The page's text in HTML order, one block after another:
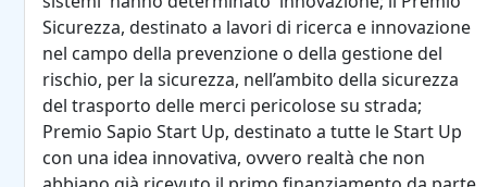
Sicurezza, destinato a lavori di ricerca e innovazione
nel campo della prevenzione o della gestione del
rischio, per la sicurezza, nell’ambito della sicurezza
del trasporto delle merci pericolose su strada;
Premio Sapio Start Up, destinato a tutte le Start Up
con una idea innovativa, ovvero realtà che non